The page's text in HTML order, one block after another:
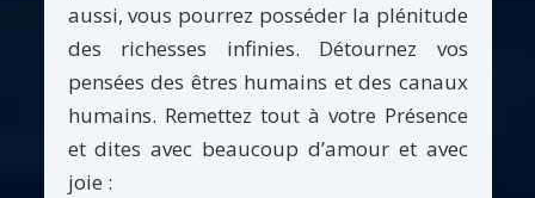
aussi, vous pourrez posséder la plénitude
des richesses infinies. Détournez vos
pensées des êtres humains et des canaux
humains. Remettez tout à votre Présence
et dites avec beaucoup d’amour et avec
joie :